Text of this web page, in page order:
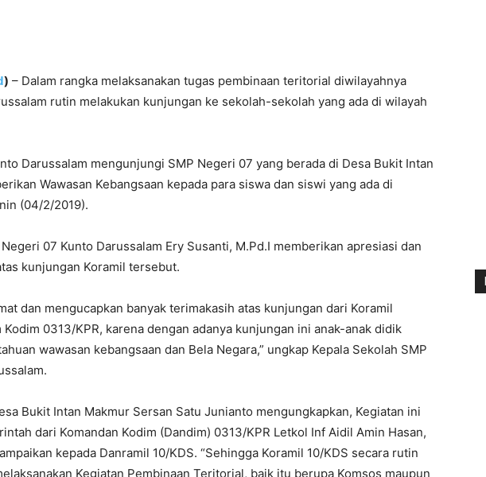
) – Dalam rangka melaksanakan tugas pembinaan teritorial diwilayahnya
rutin melakukan kunjungan ke sekolah-sekolah yang ada di wilayah
Darussalam mengunjungi SMP Negeri 07 yang berada di Desa Bukit Intan
Wawasan Kebangsaan kepada para siswa dan siswi yang ada di
(04/2/2019).
07 Kunto Darussalam Ery Susanti, M.Pd.I memberikan apresiasi dan
kunjungan Koramil tersebut.
dan mengucapkan banyak terimakasih atas kunjungan dari Koramil
Kodim 0313/KPR, karena dengan adanya kunjungan ini anak-anak didik
wawasan kebangsaan dan Bela Negara,” ungkap Kepala Sekolah SMP
Bukit Intan Makmur Sersan Satu Junianto mengungkapkan, Kegiatan ini
dari Komandan Kodim (Dandim) 0313/KPR Letkol Inf Aidil Amin Hasan,
kepada Danramil 10/KDS. “Sehingga Koramil 10/KDS secara rutin
Kegiatan Pembinaan Teritorial, baik itu berupa Komsos maupun